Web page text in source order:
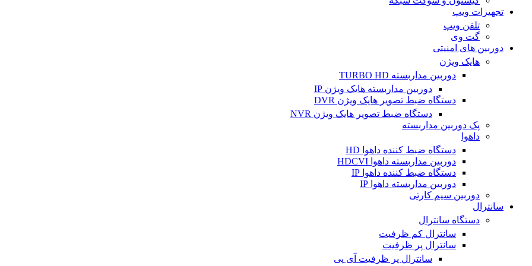
تجهیزات ویپ
تلفن ویپ
گت وی
دوربین های امنیتی
هایک ویژن
دوربین مداربسته TURBO HD
دوربین مداربسته هایک ویژن IP
دستگاه ضبط تصویر هایک ویژن DVR
دستگاه ضبط تصویر هایک ویژن NVR
پک دوربین مداربسته
داهوا
دستگاه ضبط کننده داهوا HD
دوربین مداربسته داهوا HDCVI
دستگاه ضبط کننده داهوا IP
دوربین مداربسته داهوا IP
دوربین سیم کارتی
سانترال
دستگاه سانترال
سانترال کم ظرفیت
سانترال پر ظرفیت
سانترال پر ظرفیت آی پی